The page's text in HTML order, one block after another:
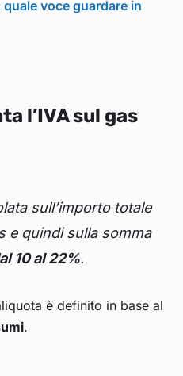
voce guardare in
l’IVA sul gas
sull’importo totale
e quindi sulla somma
10 al 22%.
è definito in base al
.